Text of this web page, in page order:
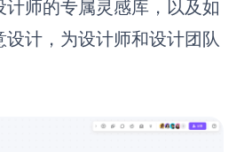
师的专属灵感库，以及如
计，为设计师和设计团队